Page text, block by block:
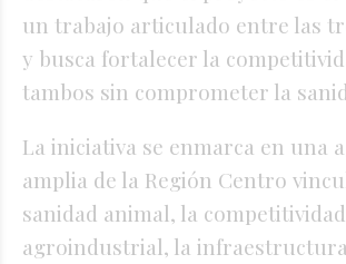
un trabajo articulado entre las
y busca fortalecer la
tambos sin comprometer la
La iniciativa se enmarca en una
amplia de la Región Centro
sanidad animal, la competitividad
agroindustrial, la